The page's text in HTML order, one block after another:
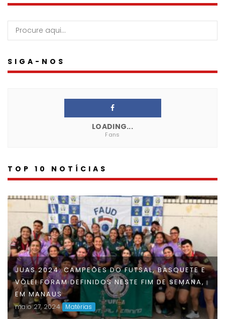
SIGA-NOS
LOADING...
Fans
TOP 10 NOTÍCIAS
JUAS 2024: CAMPEÕES DO FUTSAL, BASQUETE E
VÔLEI FORAM DEFINIDOS NESTE FIM DE SEMANA,
EM MANAUS
maio 27, 2024 Matérias